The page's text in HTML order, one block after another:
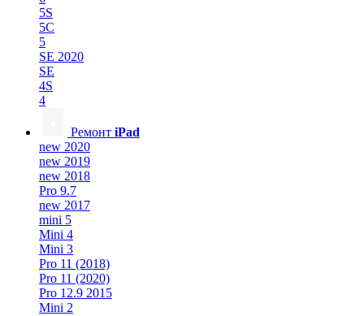
5S
5C
5
SE 2020
SE
4S
4
Ремонт iPad
new 2020
new 2019
new 2018
Pro 9.7
new 2017
mini 5
Mini 4
Mini 3
Pro 11 (2018)
Pro 11 (2020)
Pro 12.9 2015
Mini 2